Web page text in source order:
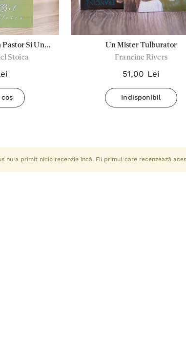
Pastor Si Un
Stoica
Un Mister Tulburator
Francine Rivers
51,00 Lei
Indisponibil
nu a primit nicio recenzie încă. Fii primul care recenzează